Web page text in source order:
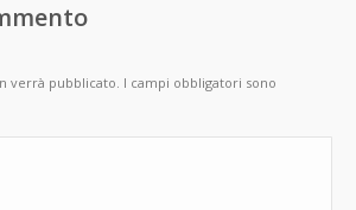
verrà pubblicato. I campi obbligatori sono